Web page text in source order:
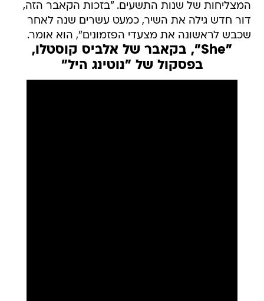
המצליחות של שנות התשעים. "בזכות הקאבר הזה,
דור חדש גילה את השיר, כמעט עשרים שנה לאחר
שכבש לראשונה את מצעדי הפזמונים", הוא אומר.
"She", בקאבר של אלביס קוסטלו,
בפסקול של "נוטינג היל"